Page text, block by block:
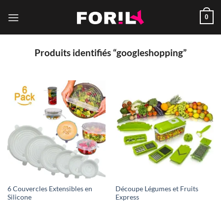
0
Produits identifiés “googleshopping”
6 Couvercles Extensibles en
Silicone
Découpe Légumes et Fruits
Express